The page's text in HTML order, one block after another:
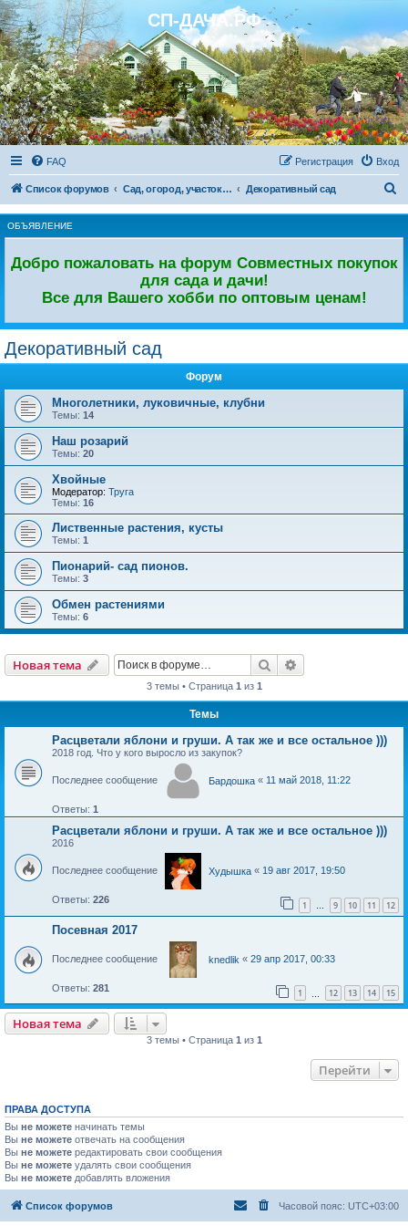
Регистрация СП-ДАЧА.РФ
FAQ Вход
Регистрация
Список форумов Сад, огород, участок. Дачный форум. Декоративный сад
ОБЪЯВЛЕНИЕ
Добро пожаловать на форум Совместных покупок
для сада и дачи!
Все для Вашего хобби по оптовым ценам!
Декоративный сад
Форум
Многолетники, луковичные, клубни
Темы: 14
Наш розарий
Темы: 20
Хвойные
Модератор: Труга
Темы: 16
Лиственные растения, кусты
Темы: 1
Пионарий- сад пионов.
Темы: 3
Обмен растениями
Темы: 6
Новая тема
Новаятема Поиск
3 темы • Страница 1 из 1
Темы
Расцветали яблони и груши. А так же и все остальное )))
2018 год. Что у кого выросло из закупок?
Последнее сообщение Бардошка « 11 май 2018, 11:22
Ответы: 1
Расцветали яблони и груши. А так же и все остальное )))
2016
Последнее сообщение Худышка « 19 авг 2017, 19:50
Ответы: 226 1 … 9 10 11 12
Посевная 2017
Последнее сообщение knedlik « 29 апр 2017, 00:33
Ответы: 281 1 12 13 14 15
Новая тема
Новаятема
3 темы • Страница 1 из 1
Перейти
ПРАВА ДОСТУПА
Вы не можете начинать темы
Вы не можете отвечать на сообщения
Вы не можете редактировать свои сообщения
Вы не можете удалять свои сообщения
Вы не можете добавлять вложения
Список форумов Часовой пояс: UTC+03:00